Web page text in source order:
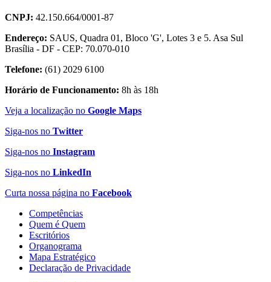
CNPJ: 42.150.664/0001-87
Endereço: SAUS, Quadra 01, Bloco 'G', Lotes 3 e 5. Asa Sul
Brasília - DF - CEP: 70.070-010
Telefone: (61) 2029 6100
Horário de Funcionamento: 8h às 18h
Veja a localização no Google Maps
Siga-nos no Twitter
Siga-nos no Instagram
Siga-nos no LinkedIn
Curta nossa página no Facebook
Competências
Quem é Quem
Escritórios
Organograma
Mapa Estratégico
Declaração de Privacidade